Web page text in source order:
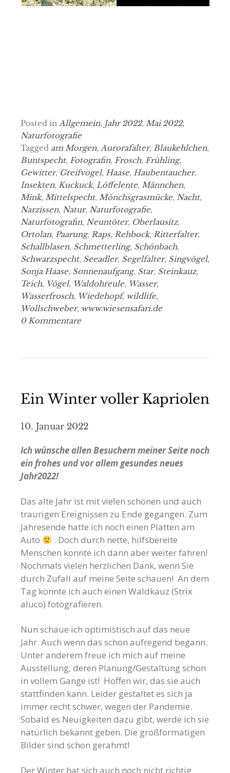
Posted in Allgemein, Jahr 2022, Mai 2022,
Naturfotografie
Tagged am Morgen, Aurorafalter, Blaukehlchen,
Buntspecht, Fotografin, Frosch, Frühling,
Gewitter, Greifvogel, Haase, Haubentaucher,
Insekten, Kuckuck, Löffelente, Männchen,
Mink, Mittelspecht, Mönchsgrasmücke, Nacht,
Narzissen, Natur, Naturfotografie,
Naturfotografin, Neuntöter, Oberlausitz,
Ortolan, Paarung, Raps, Rehbock, Ritterfalter,
Schallblasen, Schmetterling, Schönbach,
Schwarzspecht, Seeadler, Segelfalter, Singvögel,
Sonja Haase, Sonnenaufgang, Star, Steinkauz,
Teich, Vögel, Waldohreule, Wasser,
Wasserfrosch, Wiedehopf, wildlife,
Wollschweber, www.wiesensafari.de
0 Kommentare
Ein Winter voller Kapriolen
10. Januar 2022
Ich wünsche allen Besuchern meiner Seite noch
ein frohes und vor allem gesundes neues
Jahr2022!
Das alte Jahr ist mit vielen schönen und auch
traurigen Ereignissen zu Ende gegangen. Zum
Jahresende hatte ich noch einen Platten am
Auto
. Doch durch nette, hilfsbereite
Menschen konnte ich dann aber weiter fahren!
Nochmals vielen herzlichen Dank, wenn Sie
durch Zufall auf meine Seite schauen! An dem
Tag konnte ich auch einen Waldkauz (Strix
aluco) fotografieren.
Nun schaue ich optimistisch auf das neue
Jahr. Auch wenn das schon aufregend begann.
Unter anderem freue ich mich auf meine
Ausstellung, deren Planung/Gestaltung schon
in vollem Gange ist! Hoffen wir, das sie auch
stattfinden kann. Leider gestaltet es sich ja
immer recht schwer, wegen der Pandemie.
Sobald es Neuigkeiten dazu gibt, werde ich sie
natürlich bekannt geben. Die großformatigen
Bilder sind schon gerahmt!
Der Winter hat sich auch noch nicht richtig